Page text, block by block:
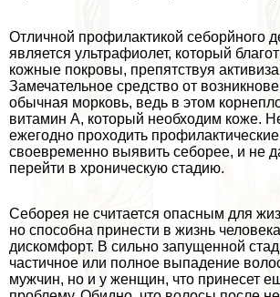
Отличной профилактикой себорйного
является ультрафиолет, который
кожные покровы, препятствуя
Замечательное средство от
обычная морковь, ведь в этом
витамин А, который необходим коже.
ежегодно проходить
своевременно выявить себорее, и не
перейти в хроническую стадию.
Себорея не считается опасным для
но способна принести в жизнь
дискомфорт. В сильно запущенной
частичное или полное выпадение
мужчин, но и у женщин, что принесет